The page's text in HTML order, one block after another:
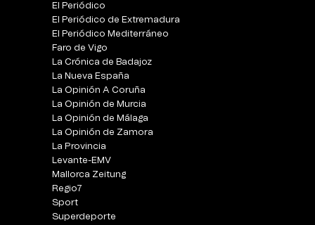
El Periódico
El Periódico de Extremadura
El Periódico Mediterráneo
Faro de Vigo
La Crónica de Badajoz
La Nueva España
La Opinión A Coruña
La Opinión de Murcia
La Opinión de Málaga
La Opinión de Zamora
La Provincia
Levante-EMV
Mallorca Zeitung
Regio7
Sport
Superdeporte